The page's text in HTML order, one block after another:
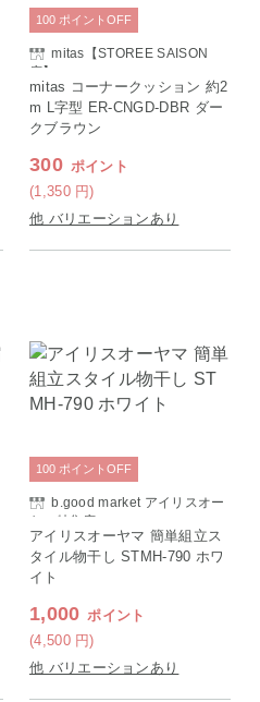
mitas【STOREE SAISON
店】
mitas コーナークッション 約2
m L字型 ER-CNGD-DBR ダー
クブラウン
300 ポイント
(1,350 円)
100 ポイント OFF
他 バリエーションあり
b.good market アイリスオー
ヤマ特集店
アイリスオーヤマ 簡単組立ス
タイル物干し STMH-790 ホワ
イト
1,000 ポイント
(4,500 円)
100 ポイント OFF
他 バリエーションあり